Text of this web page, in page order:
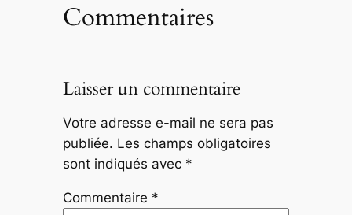
Commentaires
Laisser un commentaire
Votre adresse e-mail ne sera pas
publiée. Les champs obligatoires
sont indiqués avec *
Commentaire *